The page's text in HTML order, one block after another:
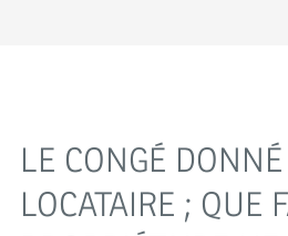
SAINT
MANDÉ
LE CONGÉ
LOCATAIRE ; QUE